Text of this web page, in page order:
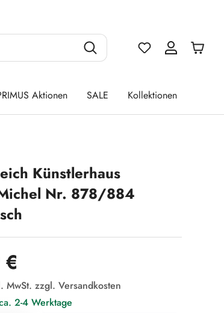
Du hast 0
Aktionen SALE Kollektionen
Künstlerhaus
Nr. 878/884
MwSt. zzgl. Versandkosten
2-4 Werktage